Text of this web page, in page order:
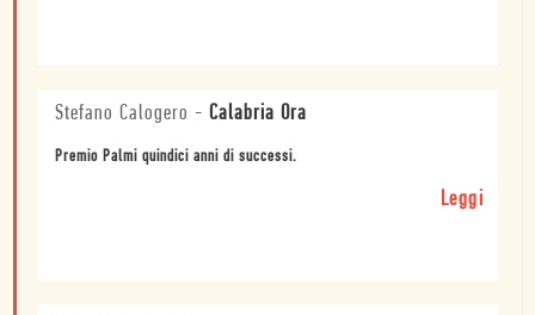
Stefano Calogero - Calabria Ora
Premio Palmi quindici anni di successi.
Leggi